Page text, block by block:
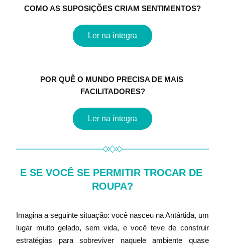
COMO AS SUPOSIÇÕES CRIAM SENTIMENTOS?
Ler na íntegra
POR QUÊ O MUNDO PRECISA DE MAIS
FACILITADORES?
Ler na íntegra
E SE VOCÊ SE PERMITIR TROCAR DE
ROUPA?
Imagina a seguinte situação: você nasceu na Antártida, um
lugar muito gelado, sem vida, e você teve de construir
estratégias para sobreviver naquele ambiente quase